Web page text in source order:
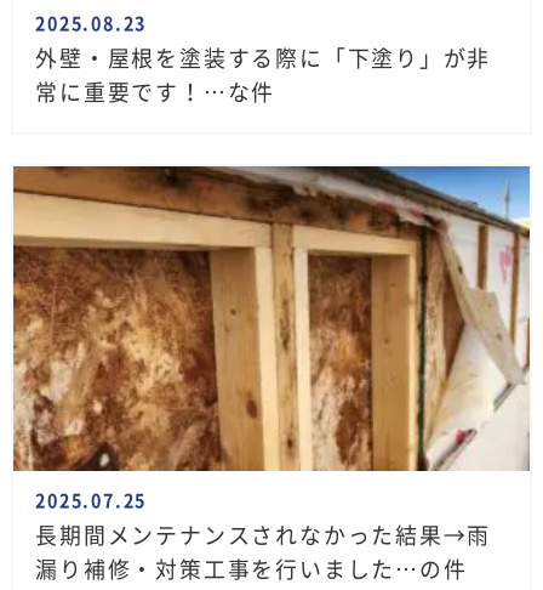
2025.08.23
外壁・屋根を塗装する際に「下塗り」が非
常に重要です！…な件
2025.07.25
長期間メンテナンスされなかった結果→雨
漏り補修・対策工事を行いました…の件